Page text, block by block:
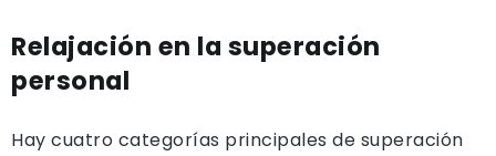
Relajación en la superación
personal
Hay cuatro categorías principales de superación